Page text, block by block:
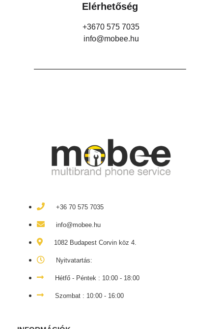
Elérhetőség
+3670 575 7035
info@mobee.hu
+36 70 575 7035
info@mobee.hu
1082 Budapest Corvin köz 4.
Nyitvatartás:
Hétfő - Péntek : 10:00 - 18:00
Szombat : 10:00 - 16:00